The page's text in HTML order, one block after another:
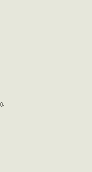
().